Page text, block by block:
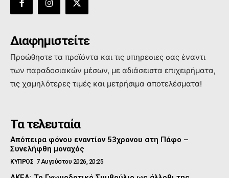
Διαφημιστείτε
Προώθηστε τα προϊόντα και τις υπηρεσιες σας έναντι
των παραδοσιακών μέσων, με αδιάσειστα επιχειρήματα,
τις χαμηλότερες τιμές και μετρήσιμα αποτελέσματα!
Τα τελευταία
Απόπειρα φόνου εναντίον 53χρονου στη Πάφο –
Συνελήφθη μοναχός
ΚΥΠΡΟΣ 7 Αυγούστου 2026, 20:25